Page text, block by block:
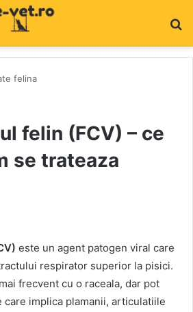
felina
felin (FCV) – ce
se trateaza
este un agent patogen viral care
respirator superior la pisici.
frecvent cu o raceala, dar pot
care implica plamanii, articulatiile